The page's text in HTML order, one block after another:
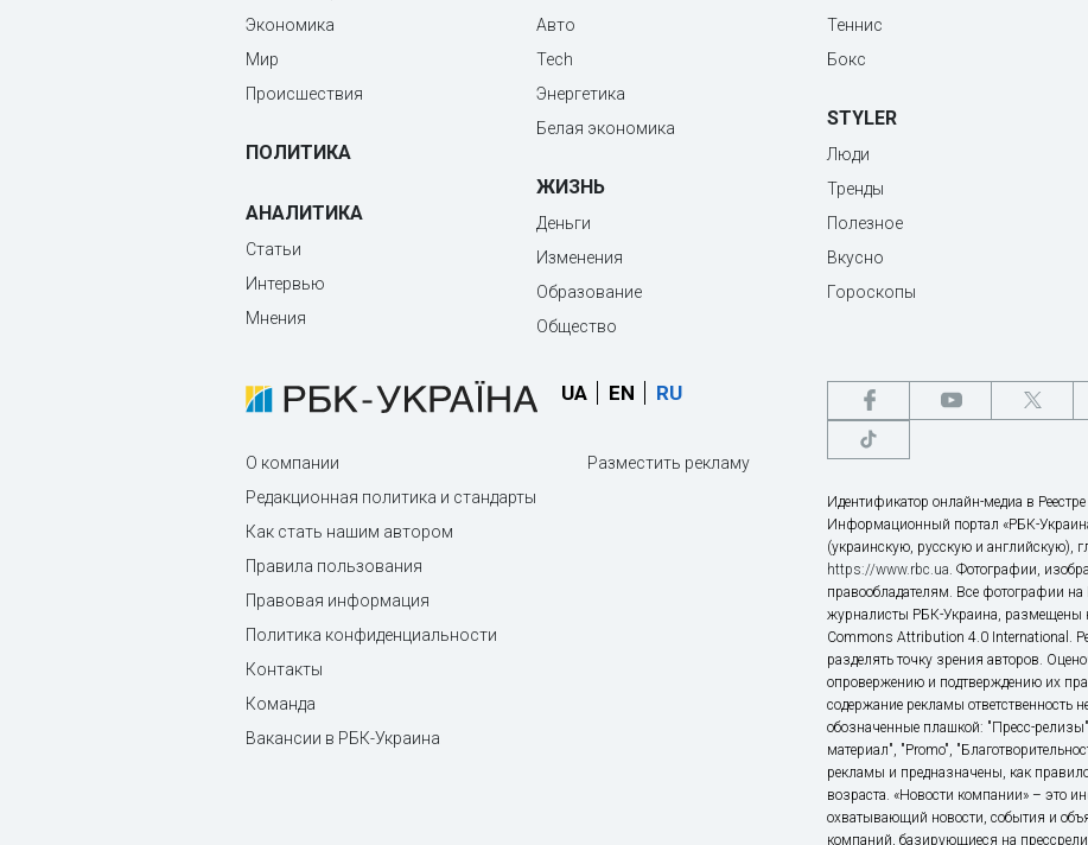
Экономика
Мир
Происшествия
ПОЛИТИКА
АНАЛИТИКА
Статьи
Интервью
Мнения
Авто
Tech
Энергетика
Белая экономика
ЖИЗНЬ
Деньги
Изменения
Образование
Общество
Теннис
Бокс
STYLER
Люди
Тренды
Полезное
Вкусно
Гороскопы
UA EN RU
О компании
Редакционная политика и стандарты
Как стать нашим автором
Правила пользования
Правовая информация
Политика конфиденциальности
Контакты
Команда
Вакансии в РБК-Украина
Разместить рекламу
Идентификатор онлайн-медиа в
Информационный портал «РБК-
(украинскую, русскую и английскую),
https://www.rbc.ua. Фотографии,
правообладателям. Все фотографии
журналисты РБК-Украина, размещены
Commons Attribution 4.0 International.
разделять точку зрения авторов.
опровержению и подтверждению их
содержание рекламы ответственность
обозначенные плашкой: "Пресс-
материал", "Promo",
рекламы и предназначены, как
возраста. «Новости компании» – это
охватывающий новости, события и
компаний, базирующиеся на